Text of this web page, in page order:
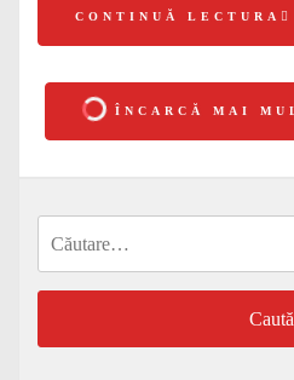
CONTINUĂ LECTURA
ÎNCARCĂ MAI